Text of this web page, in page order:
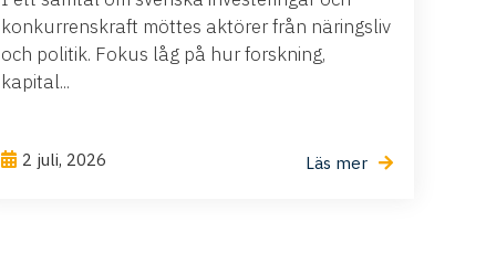
konkurrenskraft möttes aktörer från näringsliv
och politik. Fokus låg på hur forskning,
kapital...
2 juli, 2026 Läs mer